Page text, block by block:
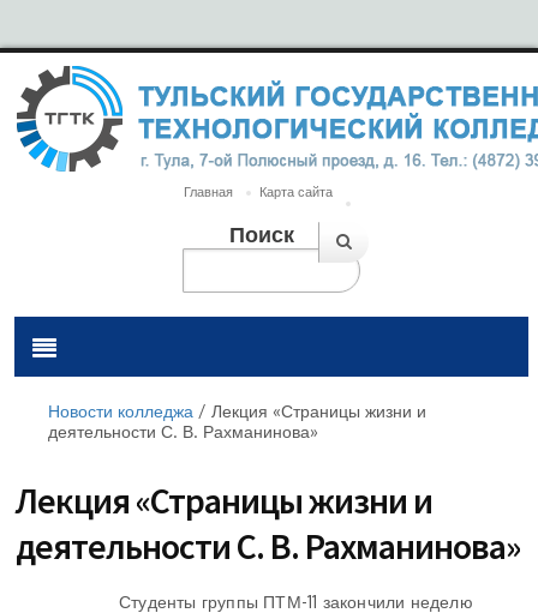
Главная Карта сайта
Поиск
Новости колледжа / Лекция «Страницы жизни и
деятельности С. В. Рахманинова»
Лекция «Страницы жизни и
деятельности С. В. Рахманинова»
Студенты группы ПТМ-11 закончили неделю